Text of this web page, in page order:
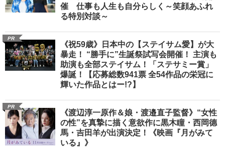
催 仕事も人生も自分らしく～笑顔あふれ
る特別対談～
PR
《祝59歳》日本中の【ステイサム愛】が大
暴走！ “勝手に”生誕祭試写会開催！ 主演も
助演も全部ステイサム！「ステサミー賞」
爆誕！【応募総数941票 全54作品の栄冠に
輝いた作品とはー!?】
PR
《渡辺淳一原作＆娘・渡邉直子監督》“女性
の性”を真摯に描く意欲作に黒木瞳・西岡德
馬・吉田羊が出演決定！《映画『月がみて
いる』》